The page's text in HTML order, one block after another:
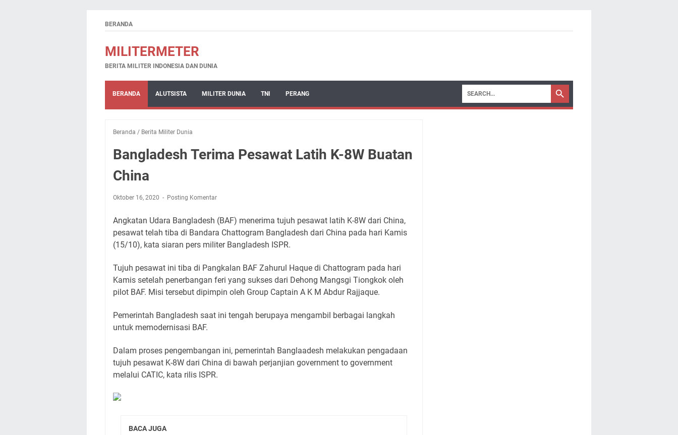
BERANDA
MILITERMETER
BERITA MILITER INDONESIA DAN DUNIA
BERANDA ALUTSISTA MILITER DUNIA TNI PERANG
Beranda / Berita Militer Dunia
Bangladesh Terima Pesawat Latih K-8W Buatan
China
Oktober 16, 2020 Posting Komentar
Angkatan Udara Bangladesh (BAF) menerima tujuh pesawat latih K-8W dari China,
pesawat telah tiba di Bandara Chattogram Bangladesh dari China pada hari Kamis
(15/10), kata siaran pers militer Bangladesh ISPR.
Tujuh pesawat ini tiba di Pangkalan BAF Zahurul Haque di Chattogram pada hari
Kamis setelah penerbangan feri yang sukses dari Dehong Mangsgi Tiongkok oleh
pilot BAF. Misi tersebut dipimpin oleh Group Captain A K M Abdur Rajjaque.
Pemerintah Bangladesh saat ini tengah berupaya mengambil berbagai langkah
untuk memodernisasi BAF.
Dalam proses pengembangan ini, pemerintah Banglaadesh melakukan pengadaan
tujuh pesawat K-8W dari China di bawah perjanjian government to government
melalui CATIC, kata rilis ISPR.
BACA JUGA